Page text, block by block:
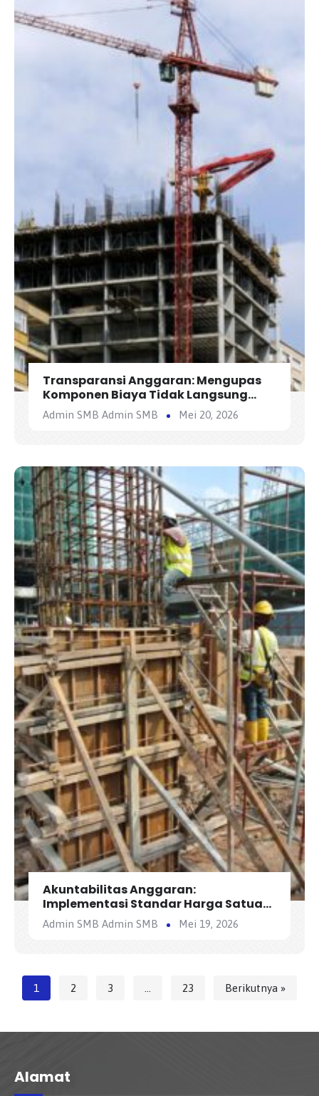
Transparansi Anggaran: Mengupas
Komponen Biaya Tidak Langsung
(Overhead) dalam AHSP
Admin SMB Admin SMB Mei 20, 2026
Akuntabilitas Anggaran:
Implementasi Standar Harga Satuan
Regional (SHSR) dalam Konstruksi
Admin SMB Admin SMB Mei 19, 2026
1 2 3 23 Berikutnya »
Alamat